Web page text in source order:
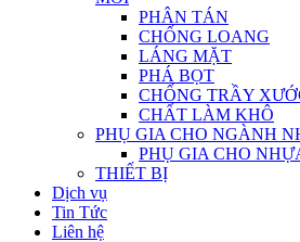
PHÂN TÁN
CHỐNG LOANG
LÁNG MẶT
PHÁ BỌT
CHỐNG TRẦY
CHẤT LÀM KHÔ
PHỤ GIA CHO NGÀNH
PHỤ GIA CHO
THIẾT BỊ
Dịch vụ
Tin Tức
Liên hệ